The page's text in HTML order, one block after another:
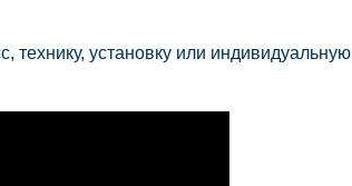
технику, установку или индивидуальную